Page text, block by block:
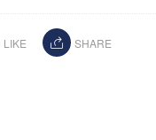
LIKE SHARE